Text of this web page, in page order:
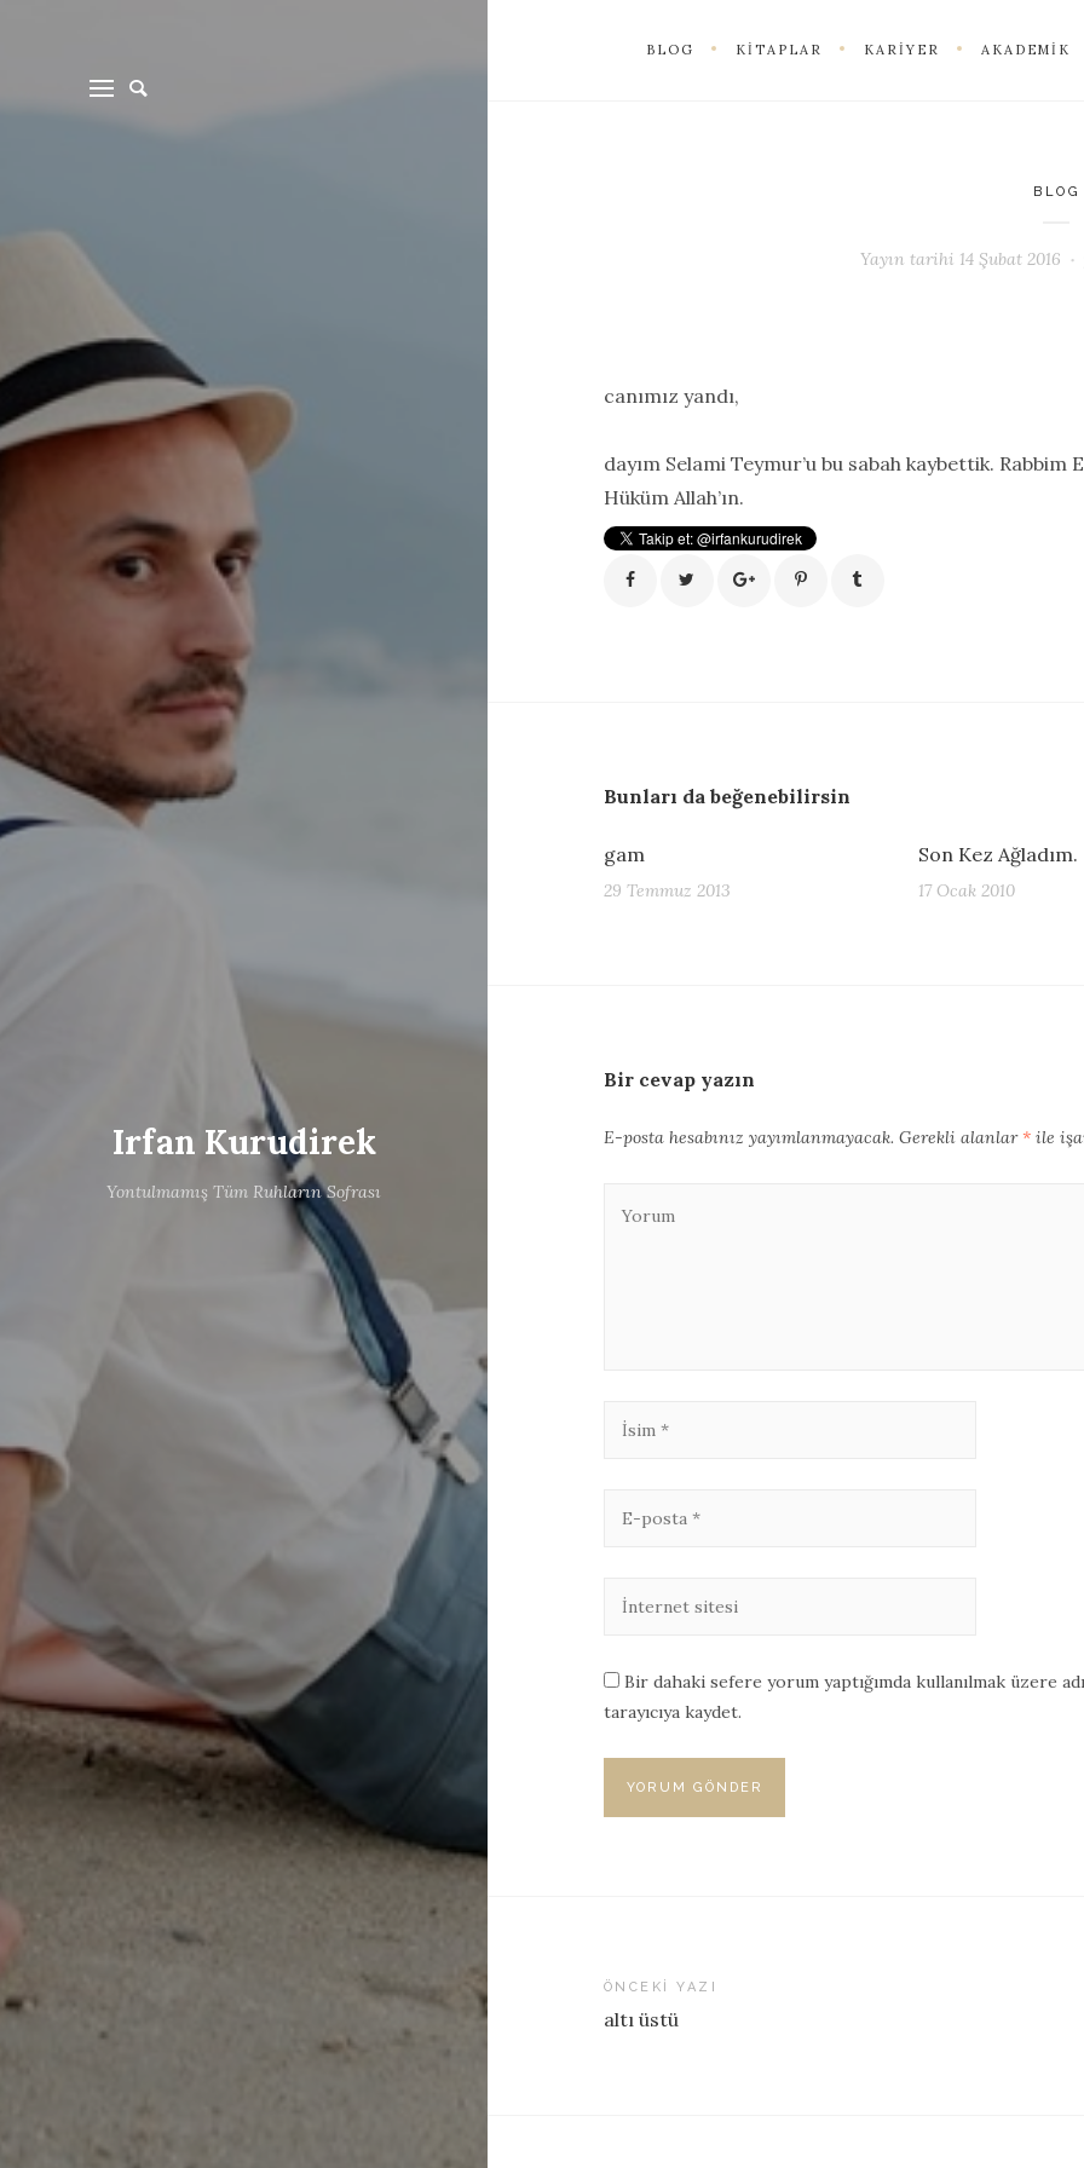
Irfan Kurudirek
Yontulmamış Tüm Ruhların Sofrası
BLOG KITAPLAR KARIYER AKADEMIK
BLOG
Yayın tarihi 14 Şubat 2016
canımız yandı,
dayım Selami Teymur’u bu sabah kaybettik. Rabbim
Hüküm Allah’ın.
Bunları da beğenebilirsin
gam
29 Temmuz 2013
Son Kez Ağladım.
17 Ocak 2010
Bir cevap yazın
E-posta hesabınız yayımlanmayacak. Gerekli alanlar*ile
Bir dahaki sefere yorum yaptığımda kullanılmak üzere
tarayıcıya kaydet.
ÖNCEKI YAZI
altı üstü